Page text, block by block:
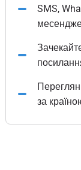
SMS,
за